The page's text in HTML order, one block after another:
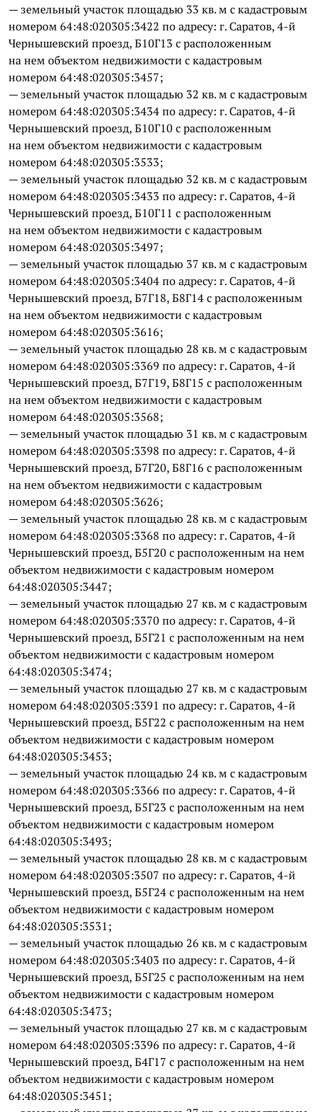
— земельный участок площадью 33 кв. м с кадастровым
номером 64:48:020305:3422 по адресу: г. Саратов, 4-й
Чернышевский проезд, Б10Г13 с расположенным
на нем объектом недвижимости с кадастровым
номером 64:48:020305:3457;
— земельный участок площадью 32 кв. м с кадастровым
номером 64:48:020305:3434 по адресу: г. Саратов, 4-й
Чернышевский проезд, Б10Г10 с расположенным
на нем объектом недвижимости с кадастровым
номером 64:48:020305:3533;
— земельный участок площадью 32 кв. м с кадастровым
номером 64:48:020305:3433 по адресу: г. Саратов, 4-й
Чернышевский проезд, Б10Г11 с расположенным
на нем объектом недвижимости с кадастровым
номером 64:48:020305:3497;
— земельный участок площадью 37 кв. м с кадастровым
номером 64:48:020305:3404 по адресу: г. Саратов, 4-й
Чернышевский проезд, Б7Г18, Б8Г14 с расположенным
на нем объектом недвижимости с кадастровым
номером 64:48:020305:3616;
— земельный участок площадью 28 кв. м с кадастровым
номером 64:48:020305:3369 по адресу: г. Саратов, 4-й
Чернышевский проезд, Б7Г19, Б8Г15 с расположенным
на нем объектом недвижимости с кадастровым
номером 64:48:020305:3568;
— земельный участок площадью 31 кв. м с кадастровым
номером 64:48:020305:3398 по адресу: г. Саратов, 4-й
Чернышевский проезд, Б7Г20, Б8Г16 с расположенным
на нем объектом недвижимости с кадастровым
номером 64:48:020305:3626;
— земельный участок площадью 28 кв. м с кадастровым
номером 64:48:020305:3368 по адресу: г. Саратов, 4-й
Чернышевский проезд, Б5Г20 с расположенным на нем
объектом недвижимости с кадастровым номером
64:48:020305:3447;
— земельный участок площадью 27 кв. м с кадастровым
номером 64:48:020305:3370 по адресу: г. Саратов, 4-й
Чернышевский проезд, Б5Г21 с расположенным на нем
объектом недвижимости с кадастровым номером
64:48:020305:3474;
— земельный участок площадью 27 кв. м с кадастровым
номером 64:48:020305:3391 по адресу: г. Саратов, 4-й
Чернышевский проезд, Б5Г22 с расположенным на нем
объектом недвижимости с кадастровым номером
64:48:020305:3453;
— земельный участок площадью 24 кв. м с кадастровым
номером 64:48:020305:3366 по адресу: г. Саратов, 4-й
Чернышевский проезд, Б5Г23 с расположенным на нем
объектом недвижимости с кадастровым номером
64:48:020305:3493;
— земельный участок площадью 28 кв. м с кадастровым
номером 64:48:020305:3507 по адресу: г. Саратов, 4-й
Чернышевский проезд, Б5Г24 с расположенным на нем
объектом недвижимости с кадастровым номером
64:48:020305:3531;
— земельный участок площадью 26 кв. м с кадастровым
номером 64:48:020305:3403 по адресу: г. Саратов, 4-й
Чернышевский проезд, Б5Г25 с расположенным на нем
объектом недвижимости с кадастровым номером
64:48:020305:3473;
— земельный участок площадью 27 кв. м с кадастровым
номером 64:48:020305:3396 по адресу: г. Саратов, 4-й
Чернышевский проезд, Б4Г17 с расположенным на нем
объектом недвижимости с кадастровым номером
64:48:020305:3451;